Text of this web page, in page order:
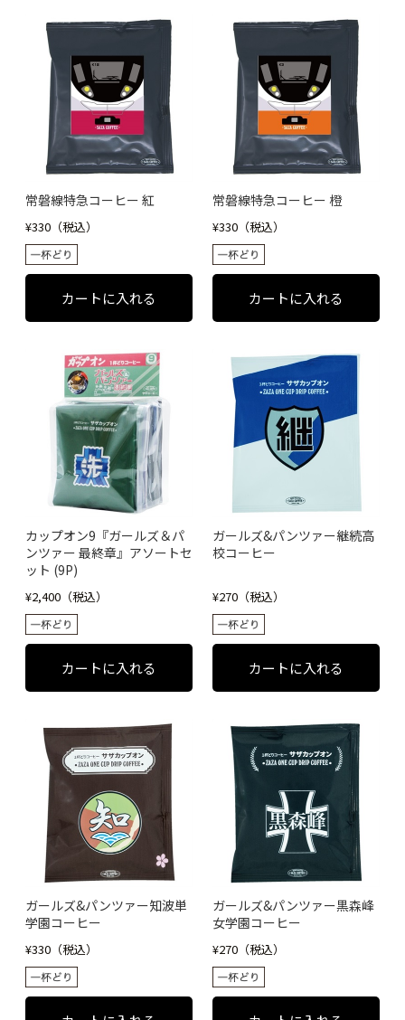
常磐線特急コーヒー 紅
¥330（税込）
常磐線特急コーヒー 橙
¥330（税込）
カップオン9『ガールズ＆パ
ンツァー 最終章』アソートセ
ット (9P)
¥2,400（税込）
ガールズ&パンツァー継続高
校コーヒー
¥270（税込）
ガールズ&パンツァー知波単
学園コーヒー
¥330（税込）
ガールズ&パンツァー黒森峰
女学園コーヒー
¥270（税込）